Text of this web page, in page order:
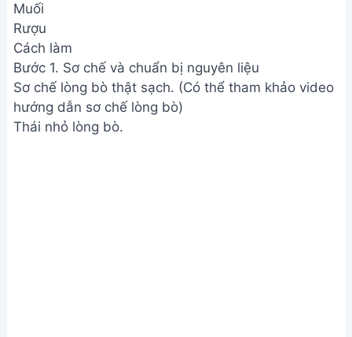
Muối
Rượu
Cách làm
Bước 1. Sơ chế và chuẩn bị nguyên liệu
Sơ chế lòng bò thật sạch. (Có thể tham khảo video
hướng dẫn sơ chế lòng bò)
Thái nhỏ lòng bò.